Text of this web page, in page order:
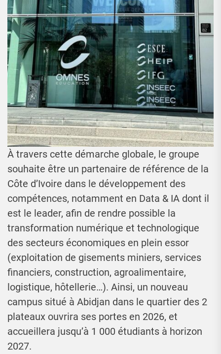
À travers cette démarche globale, le groupe
souhaite être un partenaire de référence de la
Côte d’Ivoire dans le développement des
compétences, notamment en Data & IA dont il
est le leader, afin de rendre possible la
transformation numérique et technologique
des secteurs économiques en plein essor
(exploitation de gisements miniers, services
financiers, construction, agroalimentaire,
logistique, hôtellerie…). Ainsi, un nouveau
campus situé à Abidjan dans le quartier des 2
plateaux ouvrira ses portes en 2026, et
accueillera jusqu’à 1 000 étudiants à horizon
2027.